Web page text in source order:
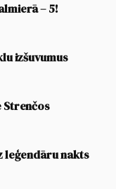
– 5!
izšuvumus
Strenčos
leģendāru nakts